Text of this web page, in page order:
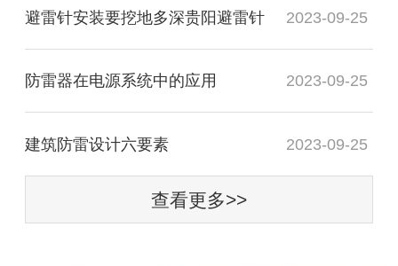
避雷针安装要挖地多深贵阳避雷针 2023-09-25
防雷器在电源系统中的应用 2023-09-25
建筑防雷设计六要素 2023-09-25
查看更多>>